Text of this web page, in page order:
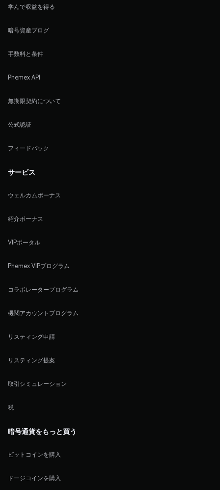
学んで収益を得る
暗号資産ブログ
手数料と条件
Phemex API
無期限契約について
公式認証
フィードバック
サービス
ウェルカムボーナス
紹介ボーナス
VIPポータル
Phemex VIPプログラム
コラボレータープログラム
機関アカウントプログラム
リスティング申請
リスティング提案
取引シミュレーション
税
暗号通貨をもっと買う
ビットコインを購入
ドージコインを購入